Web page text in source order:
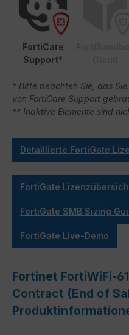
FortiCare
Support*
* Bitte beachten Sie, das
von FortiCare Support
** Inaktive Elemente sind
Detaillierte FortiGate
FortiGate
FortiGate SMB Sizing
FortiGate Live-Demo
Fortinet FortiWiFi-
Contract (End of